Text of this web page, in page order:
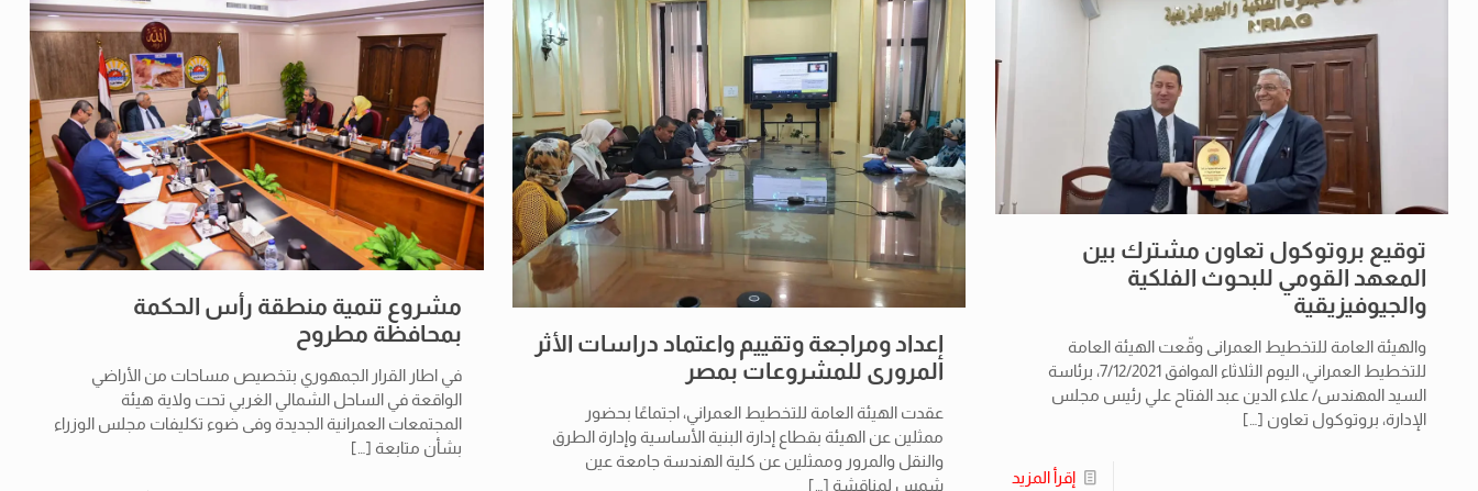
توقيع بروتوكول تعاون مشترك بين
المعهد القومي للبحوث الفلكية
والجيوفيزيقية
والهيئة العامة للتخطيط العمرانى وقّعت الهيئة العامة
للتخطيط العمراني، اليوم الثلاثاء الموافق 7/12/2021، برئاسة
السيد المهندس/ علاء الدين عبد الفتاح علي رئيس مجلس
الإدارة، بروتوكول تعاون […]
إقرأ المزيد
إعداد ومراجعة وتقييم واعتماد دراسات الأثر
المرورى للمشروعات بمصر
عقدت الهيئة العامة للتخطيط العمراني، اجتماعًا بحضور
ممثلين عن الهيئة بقطاع إدارة البنية الأساسية وإدارة الطرق
والنقل والمرور وممثلين عن كلية الهندسة جامعة عين
شمس لمناقشة […]
مشروع تنمية منطقة رأس الحكمة
بمحافظة مطروح
في اطار القرار الجمهوري بتخصيص مساحات من الأراضي
الواقعة في الساحل الشمالي الغربي تحت ولاية هيئة
المجتمعات العمرانية الجديدة وفى ضوء تكليفات مجلس الوزراء
بشأن متابعة […]